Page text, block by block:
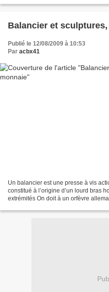
Balancier et
Publié le 12/08/2009 à 10:53
Par acbx41
Un balancier est une presse à vis
constitué à l’origine d’un lourd bras
extrémités On doit à un orfèvre